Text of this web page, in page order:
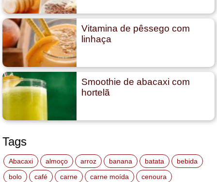
Vitamina de pêssego com
linhaça
Smoothie de abacaxi com
hortelã
Tags
Abacaxi almoço arroz banana batata
bebida
bolo
café carne carne moída
cenoura